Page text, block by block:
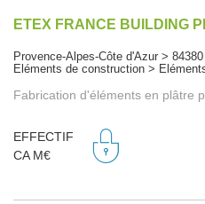
ETEX FRANCE BUILDING
Provence-Alpes-Côte d'Azur >
Eléments de construction >
Fabrication d'éléments en plâtre
EFFECTIF
CA M€